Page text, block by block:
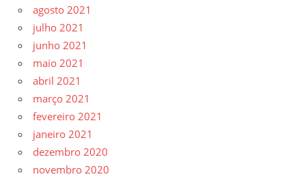
agosto 2021
julho 2021
junho 2021
maio 2021
abril 2021
março 2021
fevereiro 2021
janeiro 2021
dezembro 2020
novembro 2020